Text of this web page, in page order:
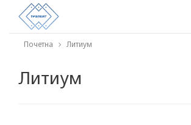
Почетна Литиум
Литиум